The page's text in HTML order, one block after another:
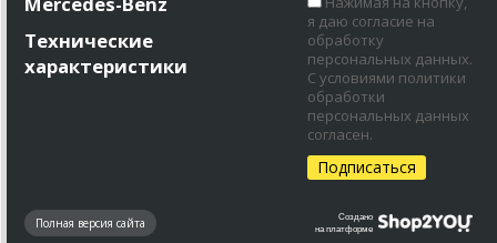
Технические
характеристики
я даю согласие на
обработку
персональных данных.
С условиями политики
обработки
персональных данных
согласен.
Создано
на платформе
Полная версия сайта